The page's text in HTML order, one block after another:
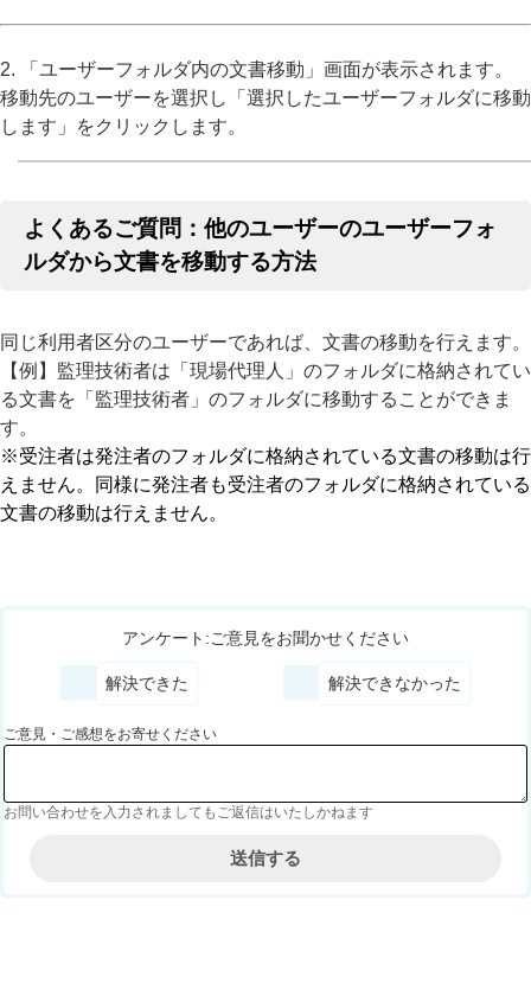
2. 「ユーザーフォルダ内の文書移動」画面が表示されます。
移動先のユーザーを選択し「選択したユーザーフォルダに移動
します」をクリックします。
よくあるご質問：他のユーザーのユーザーフォ
ルダから文書を移動する方法
同じ利用者区分のユーザーであれば、文書の移動を行えます。
【例】監理技術者は「現場代理人」のフォルダに格納されてい
る文書を「監理技術者」のフォルダに移動することができま
す。
※受注者は発注者のフォルダに格納されている文書の移動は行
えません。同様に発注者も受注者のフォルダに格納されている
文書の移動は行えません。
アンケート:ご意見をお聞かせください
解決できた 解決できなかった
ご意見・ご感想をお寄せください
お問い合わせを入力されましてもご返信はいたしかねます